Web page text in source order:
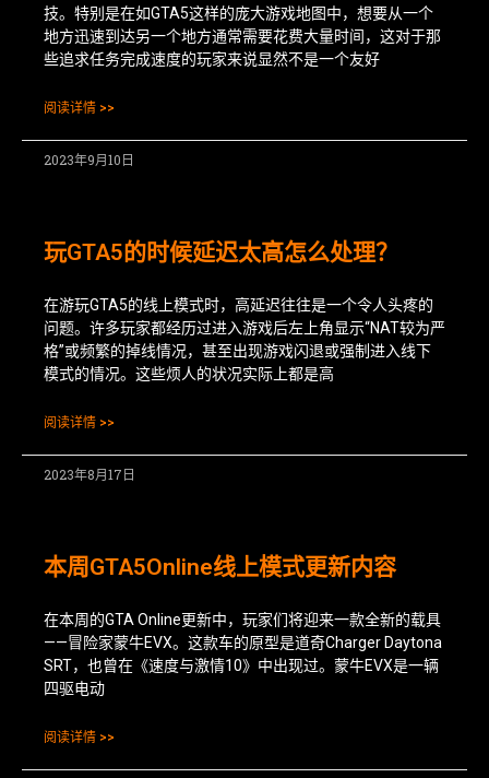
技。特别是在如GTA5这样的庞大游戏地图中，想要从一个
地方迅速到达另一个地方通常需要花费大量时间，这对于那
些追求任务完成速度的玩家来说显然不是一个友好
阅读详情 >>
2023年9月10日
玩GTA5的时候延迟太高怎么处理？
在游玩GTA5的线上模式时，高延迟往往是一个令人头疼的
问题。许多玩家都经历过进入游戏后左上角显示“NAT较为严
格”或频繁的掉线情况，甚至出现游戏闪退或强制进入线下
模式的情况。这些烦人的状况实际上都是高
阅读详情 >>
2023年8月17日
本周GTA5Online线上模式更新内容
在本周的GTA Online更新中，玩家们将迎来一款全新的载具
——冒险家蒙牛EVX。这款车的原型是道奇Charger Daytona
SRT，也曾在《速度与激情10》中出现过。蒙牛EVX是一辆
四驱电动
阅读详情 >>